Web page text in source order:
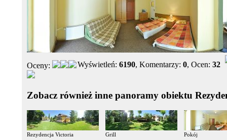
Oceny: Wyświetleń: 6190, Komentarzy: 0, Ocen: 32
Zobacz również inne panoramy obiektu
Rezydencja Victoria Grill Pokój